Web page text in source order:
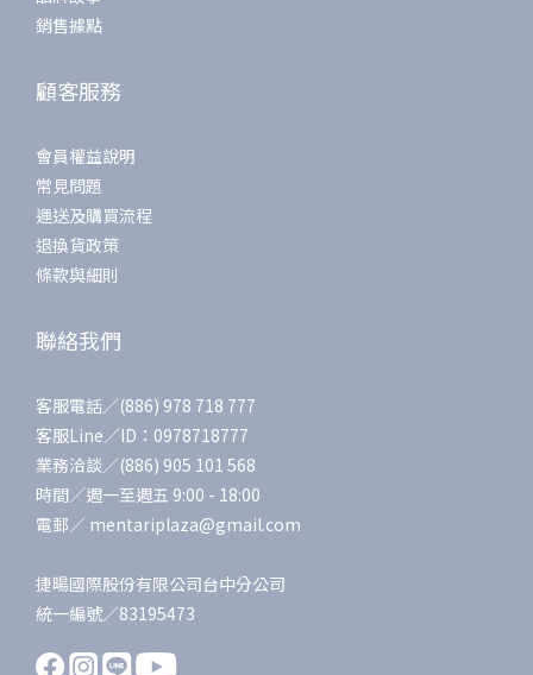
銷售據點
顧客服務
會員權益說明
常見問題
運送及購買流程
退換貨政策
條款與細則
聯絡我們
客服電話／(886) 978 718 777
客服Line／ID：0978718777
業務洽談／(886) 905 101 568
時間／週一至週五 9:00 - 18:00
電郵／ mentariplaza@gmail.com
捷暘國際股份有限公司台中分公司
統一編號／83195473